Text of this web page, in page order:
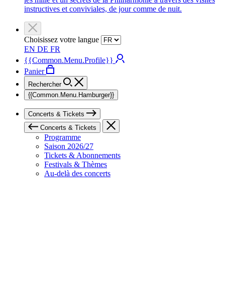
instructives et conviviales, de jour comme de nuit.
Choisissez votre langue
EN DE FR
{{Common.Menu.Profile}}
Panier
Rechercher
{{Common.Menu.Hamburger}}
Concerts & Tickets
Concerts & Tickets
Programme
Saison 2026/27
Tickets & Abonnements
Festivals & Thèmes
Au-delà des concerts